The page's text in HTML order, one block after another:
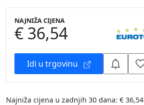
NAJNIŽA CIJENA
€ 36,54
Idi u trgovinu
Najniža cijena u zadnjih 30 dana: € 36,54